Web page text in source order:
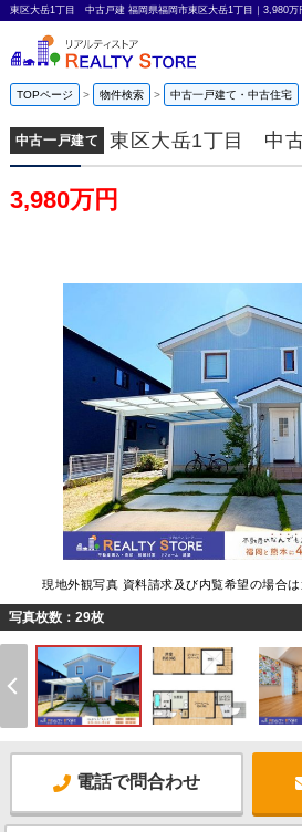
東区大岳1丁目 中古戸建 福岡県福岡市東区大岳1丁目｜3,980万
TOPページ 物件検索 中古一戸建て・中古住宅
中古一戸建て 東区大岳1丁目 中
3,980万円
現地外観写真 資料請求及び内覧希望の場合は
写真枚数：29枚
電話で問合わせ